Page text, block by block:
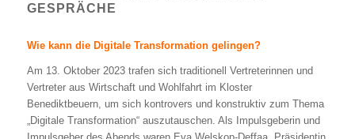
GESPRÄCHE
Wie kann die Digitale Transformation gelingen?
Am 13. Oktober 2023 trafen sich traditionell Vertreterinnen und
Vertreter aus Wirtschaft und Wohlfahrt im Kloster
Benediktbeuern, um sich kontrovers und konstruktiv zum Thema
„Digitale Transformation“ auszutauschen. Als Impulsgeberin und